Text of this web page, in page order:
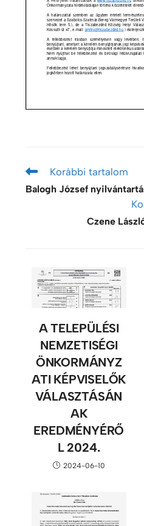
Korábbi tartalom
Balogh József
Czene
A TELEPÜLÉSI
NEMZETISÉGI
ÖNKORMÁNYZ
ATI KÉPVISELŐK
VÁLASZTÁSÁN
AK
EREDMÉNYÉRŐ
L 2024.
2024-06-10